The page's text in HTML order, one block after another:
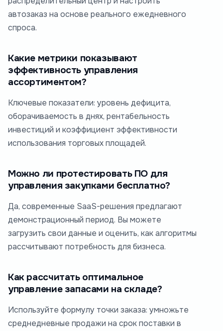
автозаказ на основе реального ежедневного
спроса.
Какие метрики показывают
эффективность управления
ассортиментом?
Ключевые показатели: уровень дефицита,
оборачиваемость в днях, рентабельность
инвестиций и коэффициент эффективности
использования торговых площадей.
Можно ли протестировать ПО для
управления закупками бесплатно?
Да, современные SaaS-решения предлагают
демонстрационный период. Вы можете
загрузить свои данные и оценить, как алгоритмы
рассчитывают потребность для бизнеса.
Как рассчитать оптимальное
управление запасами на складе?
Используйте формулу точки заказа: умножьте
среднедневные продажи на срок поставки в